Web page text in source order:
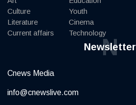
Culture
Literature
Current affairs
Youth
Cinema
Technology
Newsletter
N
Cnews Media
info@cnewslive.com